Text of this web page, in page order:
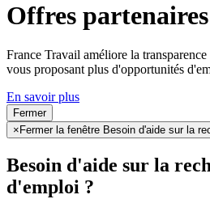
Offres partenaires
France Travail améliore la
vous proposant plus d'opportunités
En savoir plus
Fermer
× Fermer la fenêtre Besoin d'aide sur la
Besoin d'aide sur la
d'emploi ?